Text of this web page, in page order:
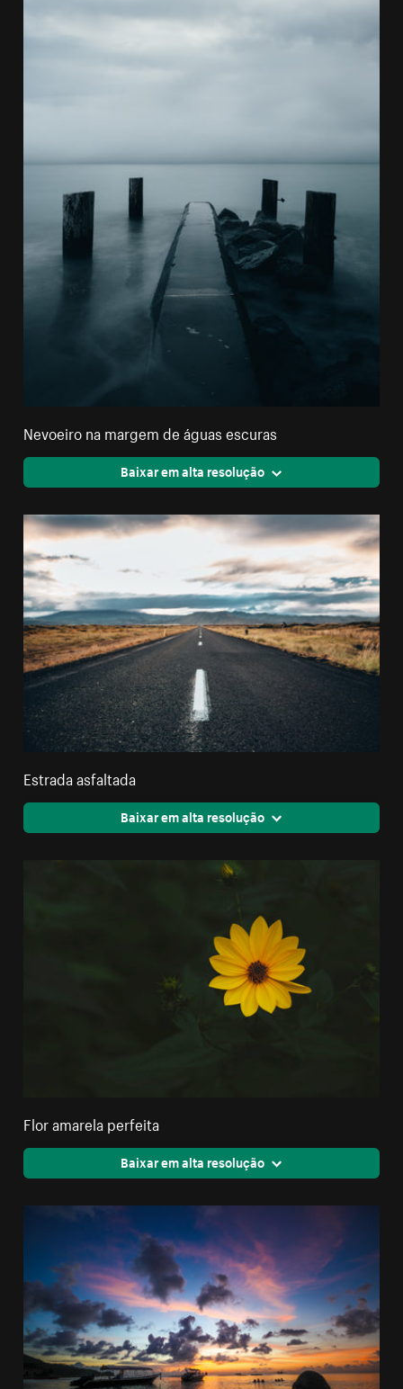
Nevoeiro na margem de águas escuras
Baixar em alta resolução
Estrada asfaltada
Baixar em alta resolução
Flor amarela perfeita
Baixar em alta resolução